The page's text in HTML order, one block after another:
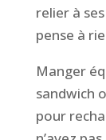
relier à
pense à
Manger
sandwich
pour